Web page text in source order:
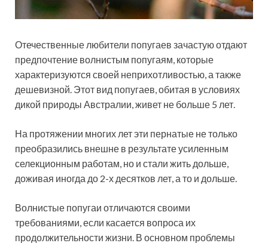
Отечественные любители попугаев зачастую отдают
предпочтение волнистым попугаям, которые
характеризуются своей неприхотливостью, а также
дешевизной. Этот вид попугаев, обитая в условиях
дикой природы Австралии, живет не больше 5 лет.
На протяжении многих лет эти пернатые не только
преобразились внешне в результате усиленным
селекционным работам, но и стали жить дольше,
доживая иногда до 2-х десятков лет, а то и дольше.
Волнистые попугаи отличаются своими
требованиями, если касается вопроса их
продолжительности жизни. В основном проблемы